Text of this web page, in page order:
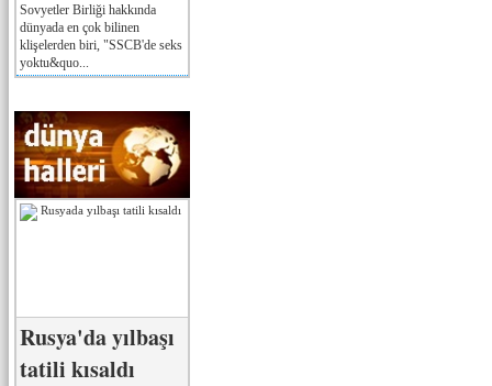
Sovyetler Birliği hakkında
dünyada en çok bilinen
klişelerden biri, "SSCB'de seks
yoktu&quo...
Rusya'da yılbaşı
tatili kısaldı